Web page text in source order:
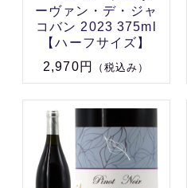
ーヴァン・デ・ジャ
コバン 2023 375ml
【ハーフサイズ】
2,970円
（税込み）